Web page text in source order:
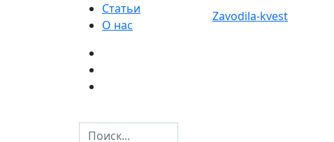
Статьи
О нас
Zavodila-kvest